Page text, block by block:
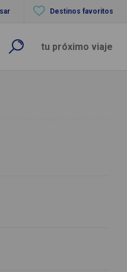
Destinos favoritos